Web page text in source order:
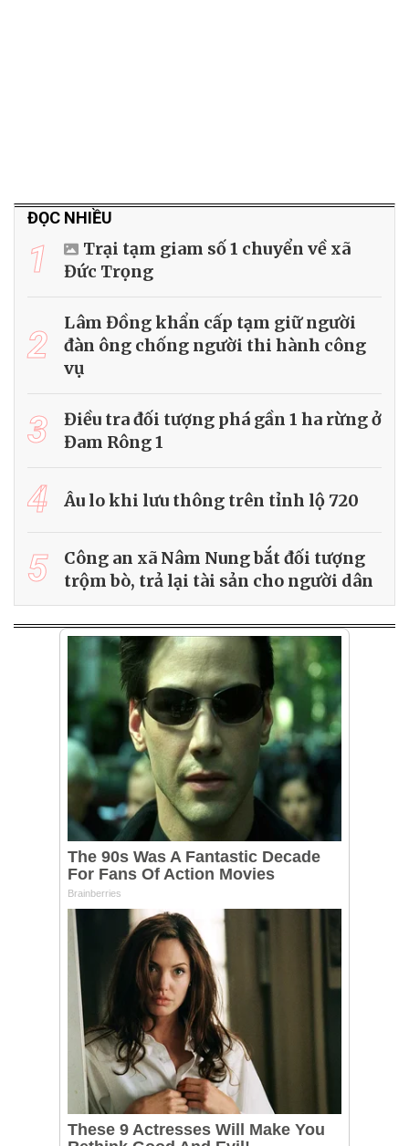
ĐỌC NHIỀU
1
Trại tạm giam số 1 chuyển về xã
Đức Trọng
2
Lâm Đồng khẩn cấp tạm giữ người
đàn ông chống người thi hành công
vụ
3
Điều tra đối tượng phá gần 1 ha rừng ở
Đam Rông 1
4 Âu lo khi lưu thông trên tỉnh lộ 720
5
Công an xã Nâm Nung bắt đối tượng
trộm bò, trả lại tài sản cho người dân